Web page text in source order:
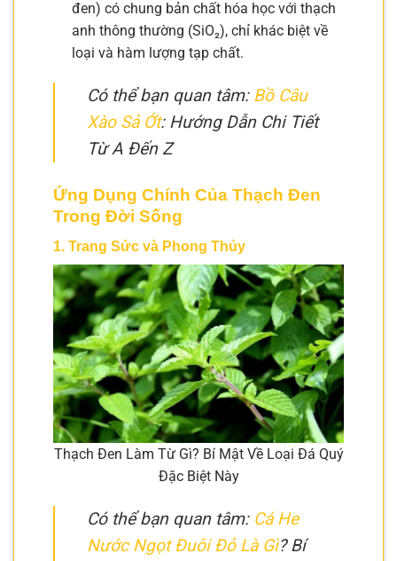
đen) có chung bản chất hóa học với thạch
anh thông thường (SiO₂), chỉ khác biệt về
loại và hàm lượng tạp chất.
Có thể bạn quan tâm: Bồ Câu
Xào Sả Ớt: Hướng Dẫn Chi Tiết
Từ A Đến Z
Ứng Dụng Chính Của Thạch Đen
Trong Đời Sống
1. Trang Sức và Phong Thủy
Thạch Đen Làm Từ Gì? Bí Mật Về Loại Đá Quý
Đặc Biệt Này
Có thể bạn quan tâm: Cá He
Nước Ngọt Đuôi Đỏ Là Gì? Bí